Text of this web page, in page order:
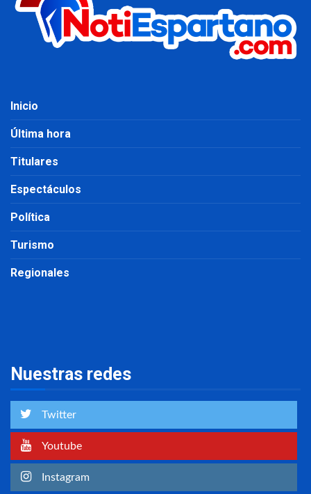
Inicio
Última hora
Titulares
Espectáculos
Política
Turismo
Regionales
Nuestras redes
Twitter
Youtube
Instagram